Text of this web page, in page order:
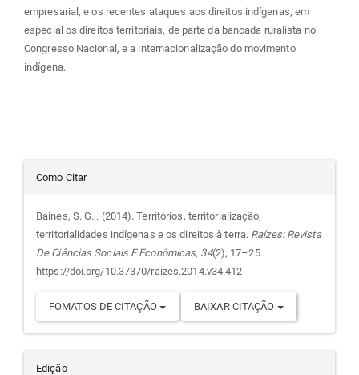
empresarial, e os recentes ataques aos direitos indígenas, em
especial os direitos territoriais, de parte da bancada ruralista no
Congresso Nacional, e a internacionalização do movimento
indígena.
Detalhes
do
artigo
Como Citar
Baines, S. G. . (2014). Territórios, territorialização,
territorialidades indígenas e os direitos à terra. Raízes: Revista
De Ciências Sociais E Econômicas, 34(2), 17–25.
https://doi.org/10.37370/raizes.2014.v34.412
FOMATOS DE CITAÇÃO BAIXAR CITAÇÃO
Edição